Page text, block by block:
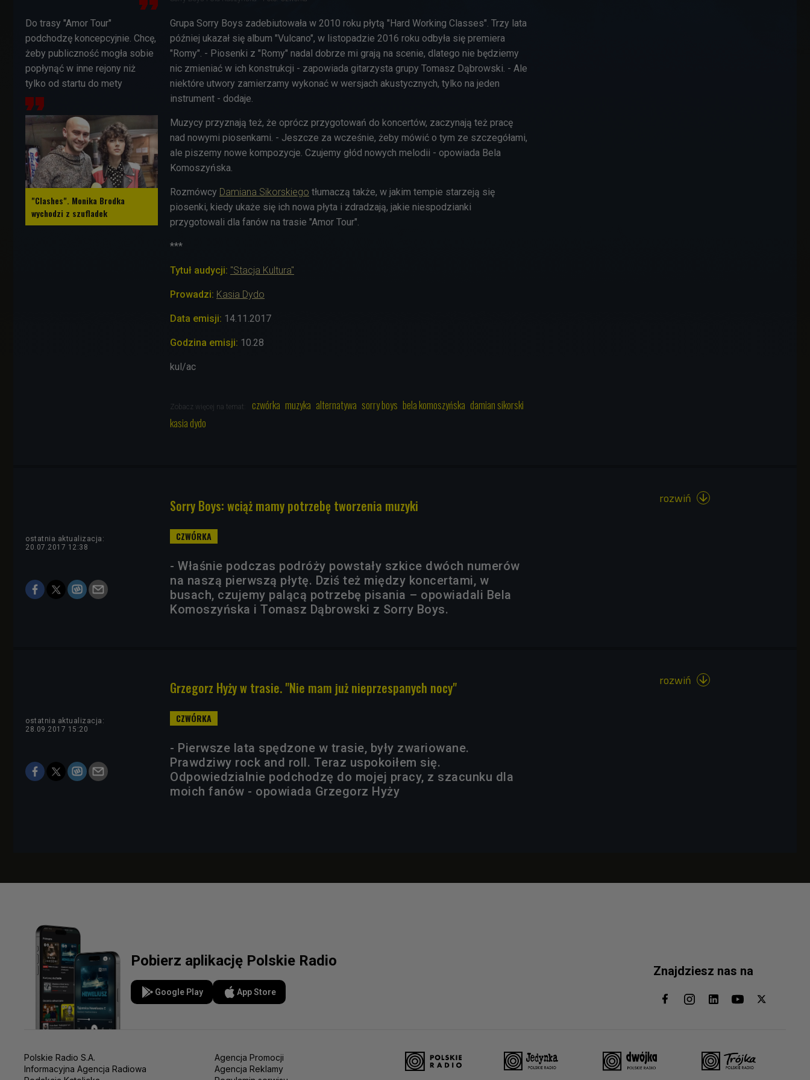
Tomasz Dąbrowski
Do trasy "Amor Tour"
podchodzę koncepcyjnie. Chcę,
żeby publiczność mogła sobie
popłynąć w inne rejony niż
tylko od startu do mety
Grupa Sorry Boys zadebiutowała w 2010 roku płytą "Hard Working Classes". Trzy lata
później ukazał się album "Vulcano", w listopadzie 2016 roku odbyła się premiera
"Romy". - Piosenki z "Romy" nadal dobrze mi grają na scenie, dlatego nie będziemy
nic zmieniać w ich konstrukcji - zapowiada gitarzysta grupy Tomasz Dąbrowski. - Ale
niektóre utwory zamierzamy wykonać w wersjach akustycznych, tylko na jeden
instrument - dodaje.
"Clashes". Monika Brodka
wychodzi z szufladek
Muzycy przyznają też, że oprócz przygotowań do koncertów, zaczynają też pracę
nad nowymi piosenkami. - Jeszcze za wcześnie, żeby mówić o tym ze szczegółami,
ale piszemy nowe kompozycje. Czujemy głód nowych melodii - opowiada Bela
Komoszyńska.
Rozmówcy Damiana Sikorskiego tłumaczą także, w jakim tempie starzeją się
piosenki, kiedy ukaże się ich nowa płyta i zdradzają, jakie niespodzianki
przygotowali dla fanów na trasie "Amor Tour".
***
Tytuł audycji: "Stacja Kultura"
Prowadzi: Kasia Dydo
Data emisji: 14.11.2017
Godzina emisji: 10.28
kul/ac
Zobacz więcej na temat: czwórka muzyka alternatywa sorry boys bela komoszyńska damian sikorski
kasia dydo
Sorry Boys: wciąż mamy potrzebę tworzenia muzyki
ostatnia aktualizacja:
20.07.2017 12:38
- Właśnie podczas podróży powstały szkice dwóch numerów
na naszą pierwszą płytę. Dziś też między koncertami, w
busach, czujemy palącą potrzebę pisania – opowiadali Bela
Komoszyńska i Tomasz Dąbrowski z Sorry Boys.
rozwiń 
Grzegorz Hyży w trasie. "Nie mam już nieprzespanych nocy"
ostatnia aktualizacja:
28.09.2017 15:20
- Pierwsze lata spędzone w trasie, były zwariowane.
Prawdziwy rock and roll. Teraz uspokoiłem się.
Odpowiedzialnie podchodzę do mojej pracy, z szacunku dla
moich fanów - opowiada Grzegorz Hyży
rozwiń 
Pobierz aplikację Polskie Radio
Google Play App Store
Znajdziesz nas na
Polskie Radio S.A.
Informacyjna Agencja Radiowa
Agencja Promocji
Agencja Reklamy